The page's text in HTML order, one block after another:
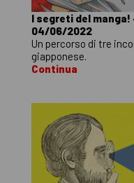
I segreti del
04/06/2022
Un percorso di tre
giapponese.
Continua